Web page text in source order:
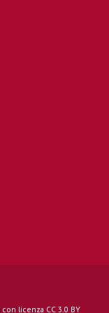
con licenza CC 3.0 BY